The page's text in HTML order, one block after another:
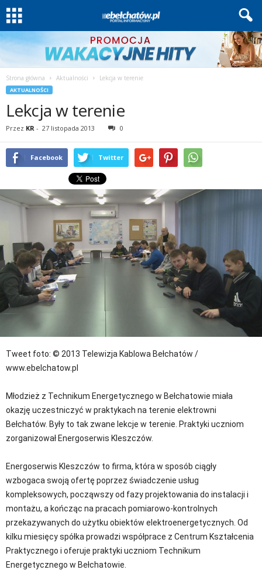
Strona główna Aktualności Lekcja w terenie
AKTUALNOŚCI
Lekcja w terenie
Przez KR - 27 listopada 2013 0
Facebook Twitter
Tweet foto: © 2013 Telewizja Kablowa Bełchatów /
www.ebelchatow.pl
Młodzież z Technikum Energetycznego w Bełchatowie miała
okazję uczestniczyć w praktykach na terenie elektrowni
Bełchatów. Były to tak zwane lekcje w terenie. Praktyki uczniom
zorganizował Energoserwis Kleszczów.
Energoserwis Kleszczów to firma, która w sposób ciągły
wzbogaca swoją ofertę poprzez świadczenie usług
kompleksowych, począwszy od fazy projektowania do instalacji i
montażu, a kończąc na pracach pomiarowo-kontrolnych
przekazywanych do użytku obiektów elektroenergetycznych. Od
kilku miesięcy spółka prowadzi współprace z Centrum Kształcenia
Praktycznego i oferuje praktyki uczniom Technikum
Energetycznego w Bełchatowie.